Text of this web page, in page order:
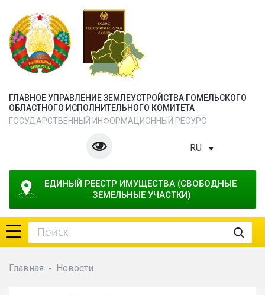
ГЛАВНОЕ УПРАВЛЕНИЕ ЗЕМЛЕУСТРОЙСТВА ГОМЕЛЬСКОГО
ОБЛАСТНОГО ИСПОЛНИТЕЛЬНОГО КОМИТЕТА
ГОСУДАРСТВЕННЫЙ ИНФОРМАЦИОННЫЙ РЕСУРС
RU
ЕДИНЫЙ РЕЕСТР ИМУЩЕСТВА (СВОБОДНЫЕ
ЗЕМЕЛЬНЫЕ УЧАСТКИ)
Главная - Новости